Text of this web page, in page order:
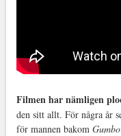
Filmen har nämligen
den sitt allt. För några år
för mannen bakom Gumbo